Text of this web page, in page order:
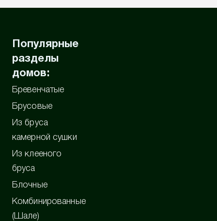
Популярные
разделы
домов:
Бревенчатые
Брусовые
Из бруса
камерной сушки
Из клееного
бруса
Блочные
Комбинированные
(Шале)